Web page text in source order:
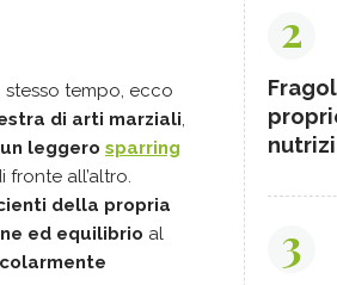
tempo, ecco
di arti marziali,
un leggero sparring
fronte all’altro.
della propria
ed equilibrio al
2
3